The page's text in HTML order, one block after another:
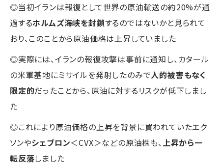
◎当初イランは報復として世界の原油輸送の約20%が通
過するホルムズ海峡を封鎖するのではないかと見られて
おり、このことから原油価格は上昇していました
◎実際には、イランの報復攻撃は事前に通知し、カタール
の米軍基地にミサイルを発射したのみで人的被害もなく
限定的だったことから、原油に対するリスクが低下しまし
た
◎これにより原油価格の上昇を背景に買われていたエク
ソンやシェブロン＜CVX＞などの原油株も、上昇から一
転反落しました